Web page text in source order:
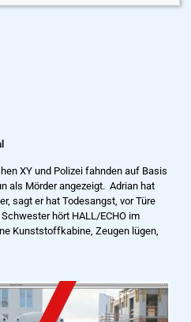
XY und Polizei fahnden auf Basis
als Mörder angezeigt. Adrian hat
sagt er hat Todesangst, vor Türe
hört HALL/ECHO im
Kunststoffkabine, Zeugen lügen,